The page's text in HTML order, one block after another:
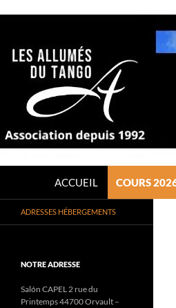
LES ALLUMÉS
ACCUEIL COURS
Association de Tango Argentin
depuis 1992
ADRESSES HÉBERGEMENTS
NOTRE ADRESSE
Salón CAPEL 2 rue du
Printemps 44700 Orvault –